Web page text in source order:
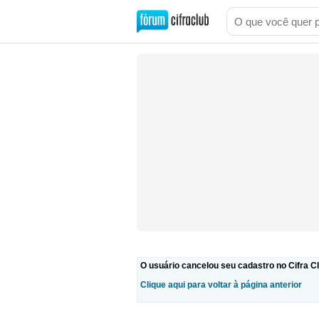
O usuário cancelou seu cadastro no Cifra
Clique aqui para voltar à página anterior